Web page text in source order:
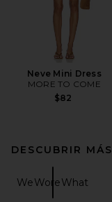
Neve Mini Dress
MORE TO COME
$82
DESCUBRIR MÁS
WeWoreWhat